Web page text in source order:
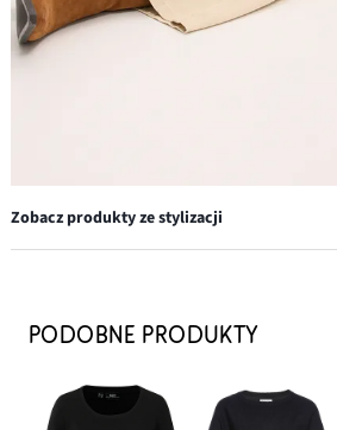
Zobacz produkty ze stylizacji
59,99 zł
Torebka worek z ozdobnymi sprzączkami
PODOBNE PRODUKTY